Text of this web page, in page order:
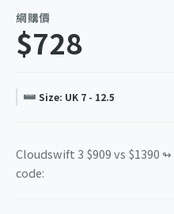
網購價
$728
Size: UK 7 - 12.5
Cloudswift 3 $909 vs $1390 ↬
code: